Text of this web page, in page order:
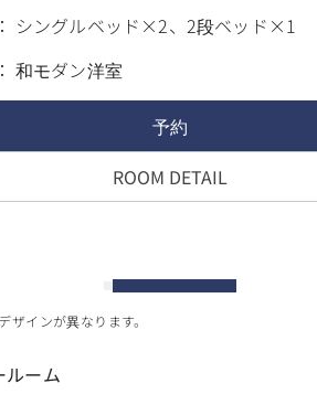
シングルベッド×2、2段ベッド×1
和モダン洋室
予約
ROOM DETAIL
ザインが異なります。
ルーム